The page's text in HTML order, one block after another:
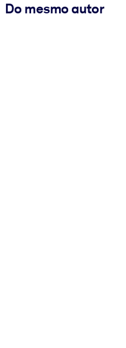
Do mesmo autor